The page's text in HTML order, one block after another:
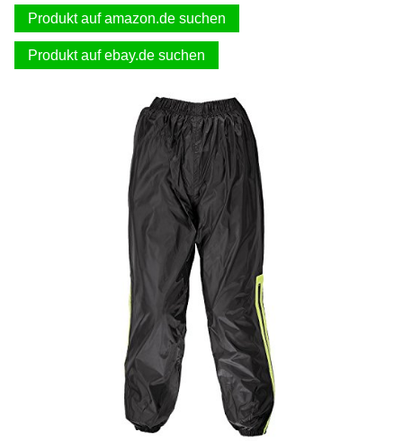
Produkt auf amazon.de suchen
Produkt auf ebay.de suchen